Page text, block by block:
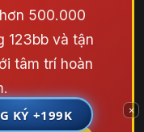
500.000
123bb và tận
tâm trí hoàn
×
KÝ +199K